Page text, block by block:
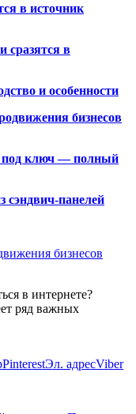
в источник
сразятся в
и особенности
бизнесов
под ключ — полный
сэндвич-панелей
бизнесов
в интернете?
ряд важных
PinterestЭл. адресViber